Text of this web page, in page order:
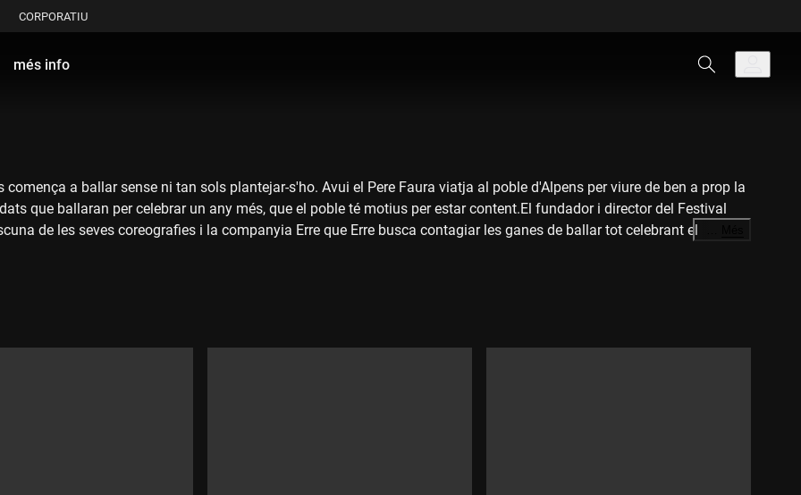
CORPORATIU
més info
a ballar sense ni tan sols plantejar-s'ho. Avui el Pere Faura viatja al poble d'Alpens per viure de ben a prop la
que ballaran per celebrar un any més, que el poble té motius per estar content.El fundador i director del Festival
de les seves coreografies i la companyia Erre que Erre busca contagiar les ganes de ballar tot celebrant el